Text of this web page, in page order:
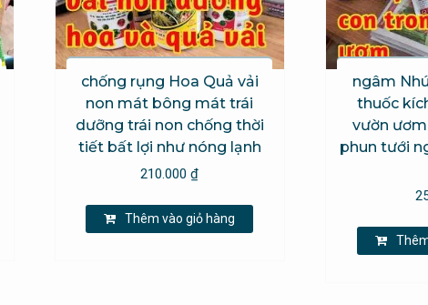
chống rụng Hoa Quả vải
non mát bông mát trái
dưỡng trái non chống thời
tiết bất lợi như nóng lạnh
210.000₫
Thêm vào giỏ hàng
ngâm
thuốc
vườn
phun tưới